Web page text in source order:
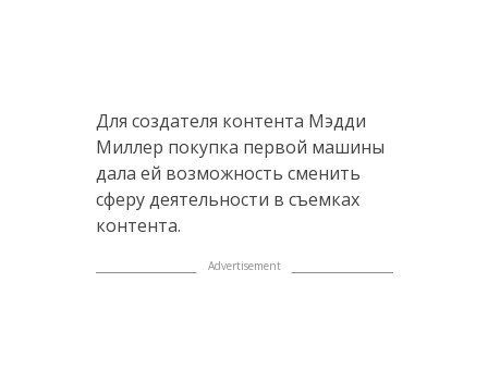
Для создателя контента Мэдди
Миллер покупка первой машины
дала ей возможность сменить
сферу деятельности в съемках
контента.